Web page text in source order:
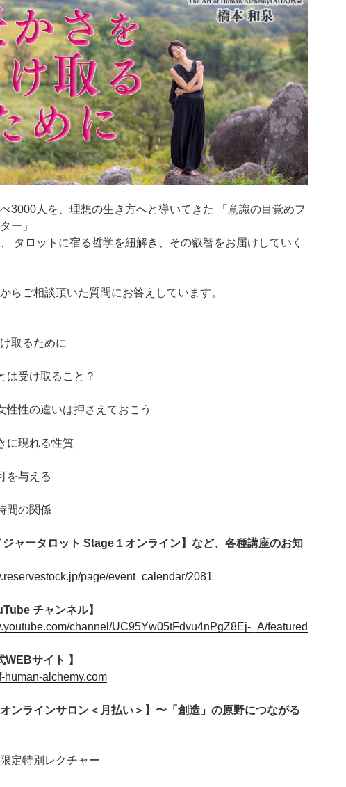
3000人を、理想の生き方へと導いてきた 「意識の目覚めフ
ー」
タロットに宿る哲学を紐解き、その叡智をお届けしていく
らご相談頂いた質問にお答えしています。
取るために
は受け取ること？
性性の違いは押さえておこう
に現れる性質
を与える
間の関係
ジャータロット Stage１オンライン】など、各種講座のお知
page/event_calendar/2081
チャンネル】
channel/UC95Yw05tFdvu4nPgZ8Ej-_A/featured
WEBサイト 】
human-alchemy.com
オンラインサロン＜月払い＞】〜「創造」の原野につながる
定特別レクチャー